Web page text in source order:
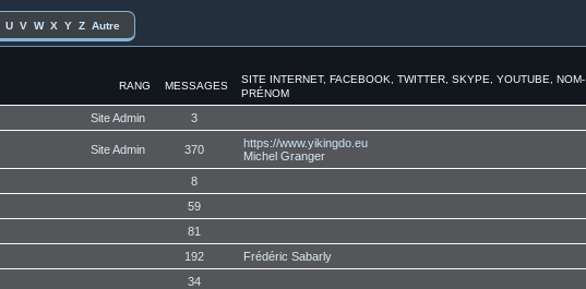
U V W X Y Z Autre
RANG MESSAGES
SITE INTERNET, FACEBOOK, TWITTER, SKYPE, YOUTUBE, NOM-
PRÉNOM
Site Admin 3
Site Admin 370
https://www.yikingdo.eu
Michel Granger
8
59
81
192 Frédéric Sabarly
34